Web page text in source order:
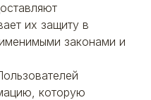
их защиту в
законами и
которую